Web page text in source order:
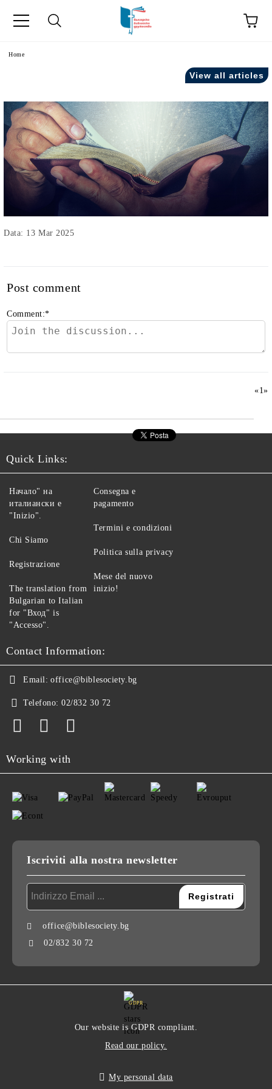
Home
View all articles
Data: 13 Mar 2025
Post comment
Comment:*
«1»
Quick Links:
Начало" на
италиански е
"Inizio".
Chi Siamo
Registrazione
The translation from
Bulgarian to Italian
for "Вход" is
"Accesso".
Consegna e
pagamento
Termini e condizioni
Politica sulla privacy
Mese del nuovo
inizio!
Contact Information:
Email: office@biblesociety.bg
Telefono: 02/832 30 72
Working with
Iscriviti alla nostra newsletter
office@biblesociety.bg
02/832 30 72
GDPR
Our website is GDPR compliant.
Read our policy.
My personal data